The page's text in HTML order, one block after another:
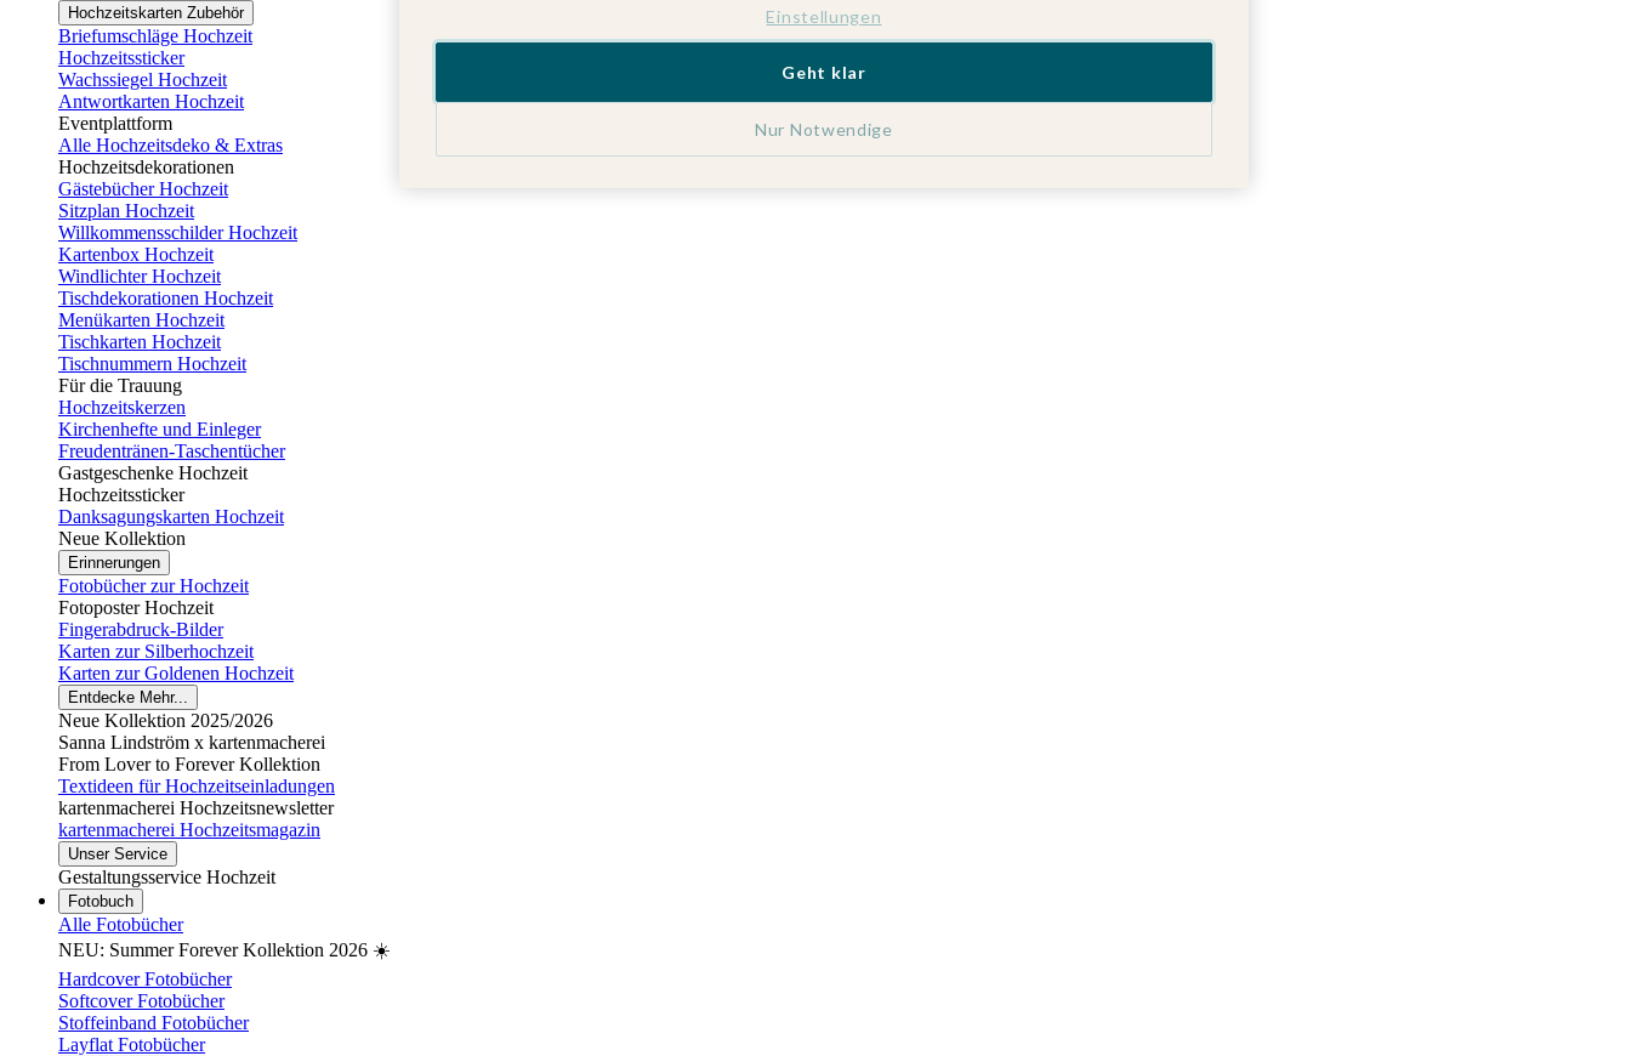
Hochzeitskarten Zubehör
Briefumschläge Hochzeit
Hochzeitssticker
Wachssiegel Hochzeit
Antwortkarten Hochzeit
Eventplattform
Alle Hochzeitsdeko & Extras
Hochzeitsdekorationen
Gästebücher Hochzeit
Sitzplan Hochzeit
Willkommensschilder Hochzeit
Kartenbox Hochzeit
Windlichter Hochzeit
Tischdekorationen Hochzeit
Menükarten Hochzeit
Tischkarten Hochzeit
Tischnummern Hochzeit
Für die Trauung
Hochzeitskerzen
Kirchenhefte und Einleger
Freudentränen-Taschentücher
Gastgeschenke Hochzeit
Hochzeitssticker
Danksagungskarten Hochzeit
Neue Kollektion
Erinnerungen
Fotobücher zur Hochzeit
Fotoposter Hochzeit
Fingerabdruck-Bilder
Karten zur Silberhochzeit
Karten zur Goldenen Hochzeit
Entdecke Mehr...
Neue Kollektion 2025/2026
Sanna Lindström x kartenmacherei
From Lover to Forever Kollektion
Textideen für Hochzeitseinladungen
kartenmacherei Hochzeitsnewsletter
kartenmacherei Hochzeitsmagazin
Unser Service
Gestaltungsservice Hochzeit
Fotobuch
Alle Fotobücher
NEU: Summer Forever Kollektion 2026 ☀️
Hardcover Fotobücher
Softcover Fotobücher
Stoffeinband Fotobücher
Layflat Fotobücher
Einstellungen
Nur Notwendige
Geht klar